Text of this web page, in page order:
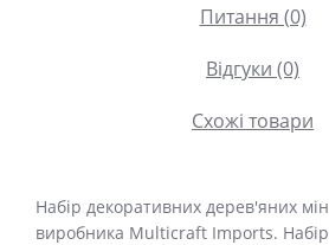
Питання (0)
Відгуки (0)
Схожі товари
Набір декоративних дерев'яних
виробника Multicraft Imports. Набір